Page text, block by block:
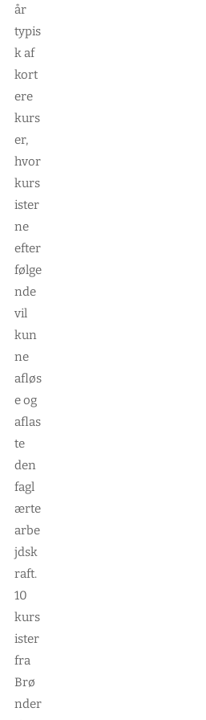
år
typis
k af
kort
ere
kurs
er,
hvor
kurs
ister
ne
efter
følge
nde
vil
kun
ne
afløs
e og
aflas
te
den
fagl
ærte
arbe
jdsk
raft.
10
kurs
ister
fra
Brø
nder